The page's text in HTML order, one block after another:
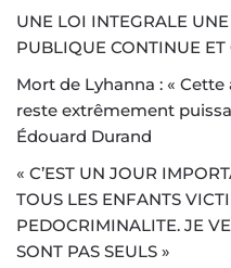
UNE LOI INTEGRALE
PUBLIQUE CONTINUE
Mort de Lyhanna : «
reste extrêmement
Édouard Durand
« C’EST UN JOUR
TOUS LES ENFANTS
PEDOCRIMINALITE. JE
SONT PAS SEULS »